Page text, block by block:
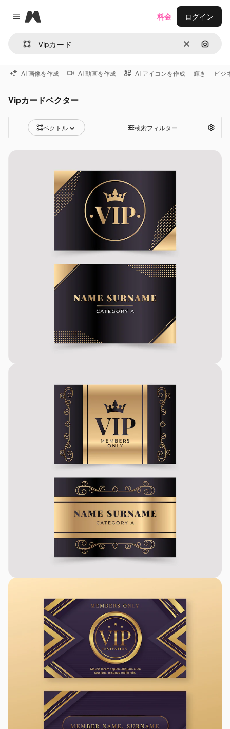
Close menu
Magnific
消去 画像で
料金 ログイン
AI 画像を作成 AI 動画を作成 AI アイコンを作成 輝き ビジ
Vipカードベクター
ベクトル 検索フィルター